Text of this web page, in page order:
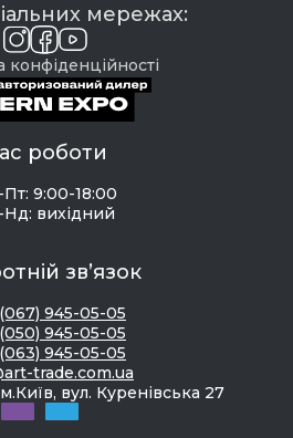
мережах:
конфіденційності
роботи
9:00-18:00
вихідний
зв’язок
945-05-05
945-05-05
945-05-05
trade.com.ua
вул. Куренівська 27